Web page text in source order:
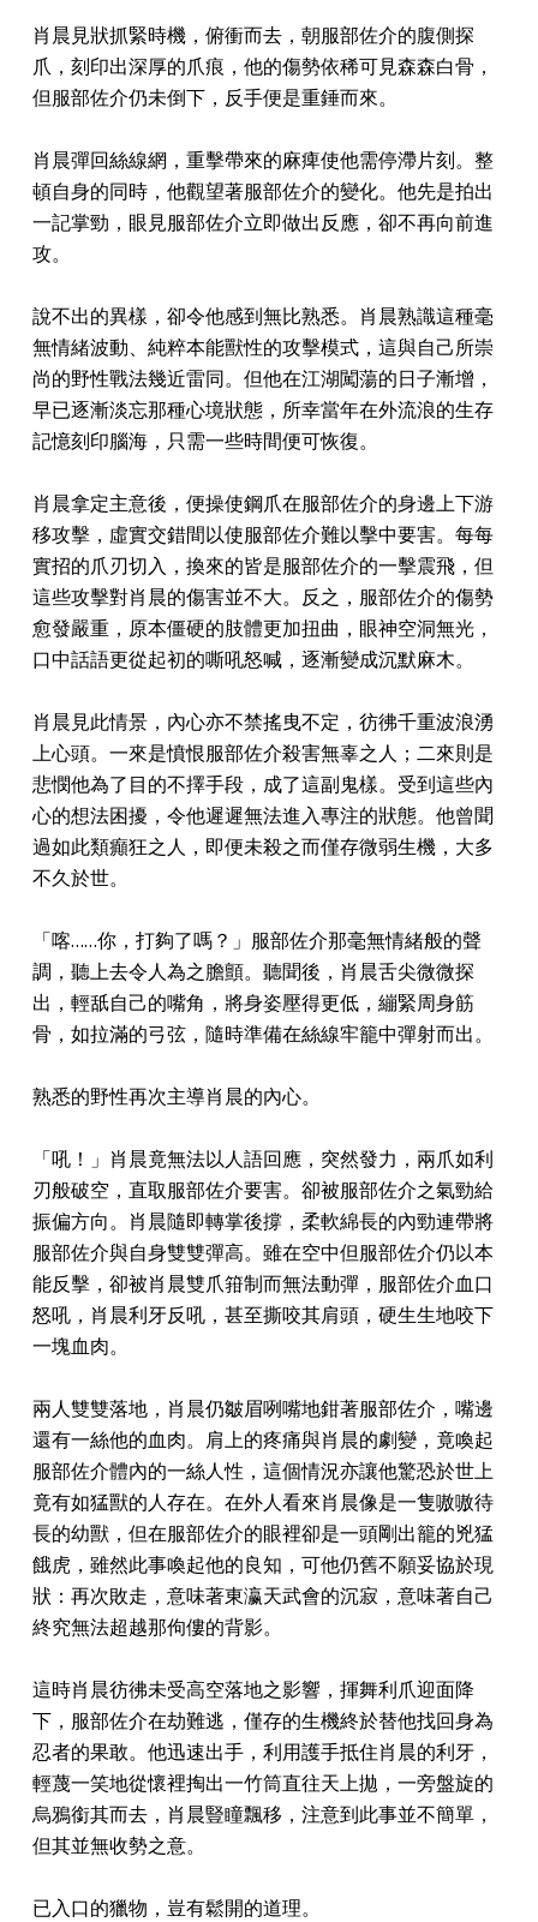
肖晨見狀抓緊時機，俯衝而去，朝服部佐介的腹側探
爪，刻印出深厚的爪痕，他的傷勢依稀可見森森白骨，
但服部佐介仍未倒下，反手便是重錘而來。
肖晨彈回絲線網，重擊帶來的麻痺使他需停滯片刻。整
頓自身的同時，他觀望著服部佐介的變化。他先是拍出
一記掌勁，眼見服部佐介立即做出反應，卻不再向前進
攻。
說不出的異樣，卻令他感到無比熟悉。肖晨熟識這種毫
無情緒波動、純粹本能獸性的攻擊模式，這與自己所崇
尚的野性戰法幾近雷同。但他在江湖闖蕩的日子漸增，
早已逐漸淡忘那種心境狀態，所幸當年在外流浪的生存
記憶刻印腦海，只需一些時間便可恢復。
肖晨拿定主意後，便操使鋼爪在服部佐介的身邊上下游
移攻擊，虛實交錯間以使服部佐介難以擊中要害。每每
實招的爪刃切入，換來的皆是服部佐介的一擊震飛，但
這些攻擊對肖晨的傷害並不大。反之，服部佐介的傷勢
愈發嚴重，原本僵硬的肢體更加扭曲，眼神空洞無光，
口中話語更從起初的嘶吼怒喊，逐漸變成沉默麻木。
肖晨見此情景，內心亦不禁搖曳不定，彷彿千重波浪湧
上心頭。一來是憤恨服部佐介殺害無辜之人；二來則是
悲憫他為了目的不擇手段，成了這副鬼樣。受到這些內
心的想法困擾，令他遲遲無法進入專注的狀態。他曾聞
過如此類癲狂之人，即便未殺之而僅存微弱生機，大多
不久於世。
「喀……你，打夠了嗎？」服部佐介那毫無情緒般的聲
調，聽上去令人為之膽顫。聽聞後，肖晨舌尖微微探
出，輕舐自己的嘴角，將身姿壓得更低，繃緊周身筋
骨，如拉滿的弓弦，隨時準備在絲線牢籠中彈射而出。
熟悉的野性再次主導肖晨的內心。
「吼！」肖晨竟無法以人語回應，突然發力，兩爪如利
刃般破空，直取服部佐介要害。卻被服部佐介之氣勁給
振偏方向。肖晨隨即轉掌後撐，柔軟綿長的內勁連帶將
服部佐介與自身雙雙彈高。雖在空中但服部佐介仍以本
能反擊，卻被肖晨雙爪箝制而無法動彈，服部佐介血口
怒吼，肖晨利牙反吼，甚至撕咬其肩頭，硬生生地咬下
一塊血肉。
兩人雙雙落地，肖晨仍皺眉咧嘴地鉗著服部佐介，嘴邊
還有一絲他的血肉。肩上的疼痛與肖晨的劇變，竟喚起
服部佐介體內的一絲人性，這個情況亦讓他驚恐於世上
竟有如猛獸的人存在。在外人看來肖晨像是一隻嗷嗷待
長的幼獸，但在服部佐介的眼裡卻是一頭剛出籠的兇猛
餓虎，雖然此事喚起他的良知，可他仍舊不願妥協於現
狀：再次敗走，意味著東瀛天武會的沉寂，意味著自己
終究無法超越那佝僂的背影。
這時肖晨彷彿未受高空落地之影響，揮舞利爪迎面降
下，服部佐介在劫難逃，僅存的生機終於替他找回身為
忍者的果敢。他迅速出手，利用護手抵住肖晨的利牙，
輕蔑一笑地從懷裡掏出一竹筒直往天上拋，一旁盤旋的
烏鴉銜其而去，肖晨豎瞳飄移，注意到此事並不簡單，
但其並無收勢之意。
已入口的獵物，豈有鬆開的道理。